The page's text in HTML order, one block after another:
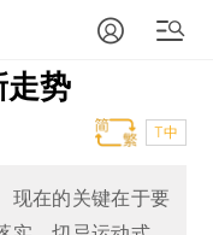
走势
T中
现在的关键在于要